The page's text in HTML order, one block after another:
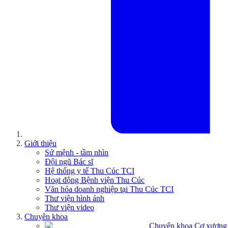
Giới thiệu
Sứ mệnh - tầm nhìn
Đội ngũ Bác sĩ
Hệ thống y tế Thu Cúc TCI
Hoạt động Bệnh viện Thu Cúc
Văn hóa doanh nghiệp tại Thu Cúc TCI
Thư viện hình ảnh
Thư viện video
Chuyên khoa
Chuyên khoa Cơ